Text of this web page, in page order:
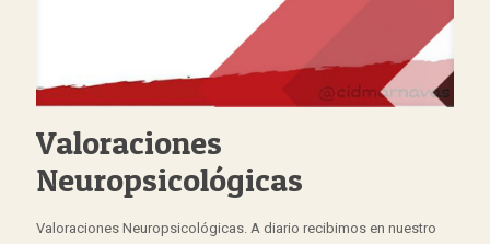
Valoraciones
Neuropsicológicas
Valoraciones Neuropsicológicas. A diario recibimos en nuestro